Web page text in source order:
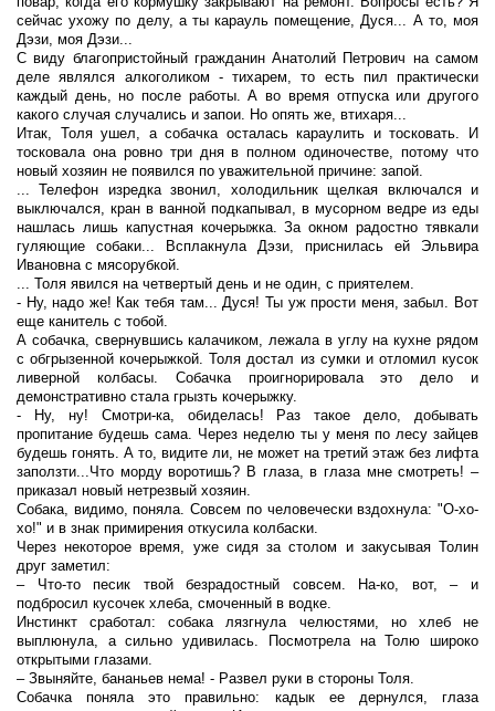
сейчас ухожу по делу, а ты карауль помещение, Дуся... А то, моя
Дэзи, моя Дэзи...
С виду благопристойный гражданин Анатолий Петрович на самом
деле являлся алкоголиком - тихарем, то есть пил практически
каждый день, но после работы. А во время отпуска или другого
какого случая случались и запои. Но опять же, втихаря...
Итак, Толя ушел, а собачка осталась караулить и тосковать. И
тосковала она ровно три дня в полном одиночестве, потому что
новый хозяин не появился по уважительной причине: запой.
... Телефон изредка звонил, холодильник щелкая включался и
выключался, кран в ванной подкапывал, в мусорном ведре из еды
нашлась лишь капустная кочерыжка. За окном радостно тявкали
гуляющие собаки... Всплакнула Дэзи, приснилась ей Эльвира
Ивановна с мясорубкой.
... Толя явился на четвертый день и не один, с приятелем.
- Ну, надо же! Как тебя там... Дуся! Ты уж прости меня, забыл. Вот
еще канитель с тобой.
А собачка, свернувшись калачиком, лежала в углу на кухне рядом
с обгрызенной кочерыжкой. Толя достал из сумки и отломил кусок
ливерной колбасы. Собачка проигнорировала это дело и
демонстративно стала грызть кочерыжку.
- Ну, ну! Смотри-ка, обиделась! Раз такое дело, добывать
пропитание будешь сама. Через неделю ты у меня по лесу зайцев
будешь гонять. А то, видите ли, не может на третий этаж без лифта
заползти...Что морду воротишь? В глаза, в глаза мне смотреть! –
приказал новый нетрезвый хозяин.
Собака, видимо, поняла. Совсем по человечески вздохнула: "О-хо-
хо!" и в знак примирения откусила колбаски.
Через некоторое время, уже сидя за столом и закусывая Толин
друг заметил:
– Что-то песик твой безрадостный совсем. На-ко, вот, – и
подбросил кусочек хлеба, смоченный в водке.
Инстинкт сработал: собака лязгнула челюстями, но хлеб не
выплюнула, а сильно удивилась. Посмотрела на Толю широко
открытыми глазами.
– Звыняйте, бананьев нема! - Развел руки в стороны Толя.
Собачка поняла это правильно: кадык ее дернулся, глаза